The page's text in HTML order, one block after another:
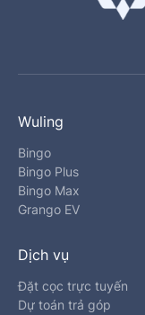
Wuling
Bingo
Bingo Plus
Bingo Max
Grango EV
Dịch vụ
Đặt cọc trực tuyến
Dự toán trả góp